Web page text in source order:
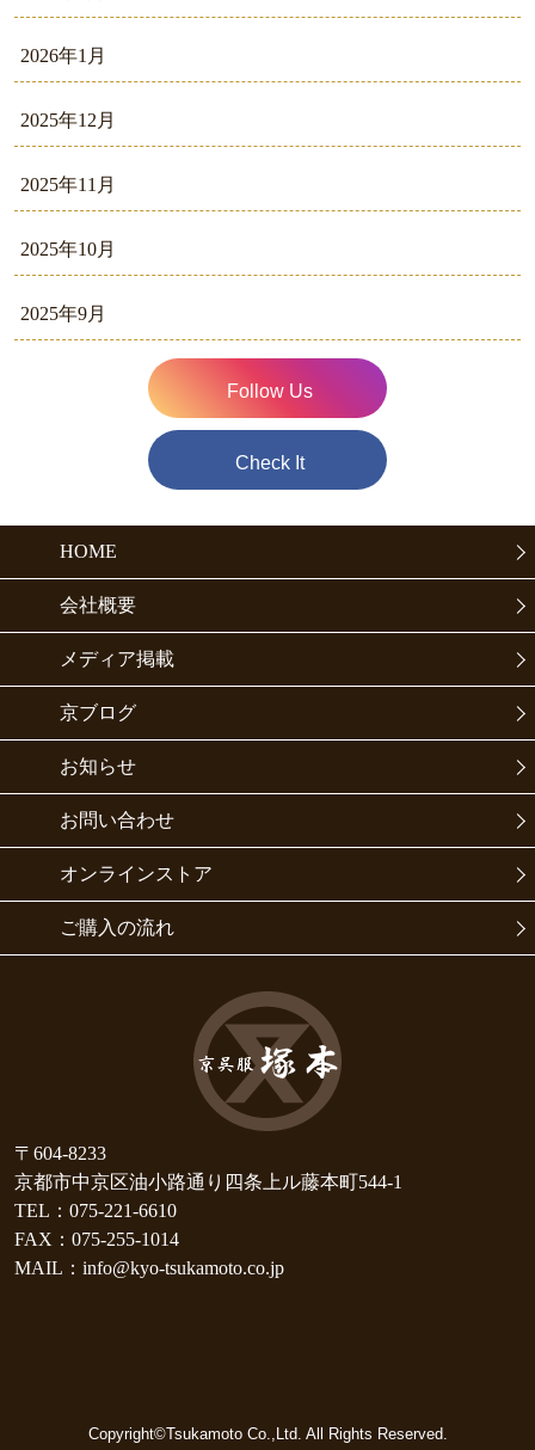
2026年1月
2025年12月
2025年11月
2025年10月
2025年9月
Follow Us
Check It
HOME
会社概要
メディア掲載
京ブログ
お知らせ
お問い合わせ
オンラインストア
ご購入の流れ
〒604-8233
京都市中京区油小路通り四条上ル藤本町544-1
TEL：075-221-6610
FAX：075-255-1014
MAIL：info@kyo-tsukamoto.co.jp
Copyright©Tsukamoto Co.,Ltd. All Rights Reserved.